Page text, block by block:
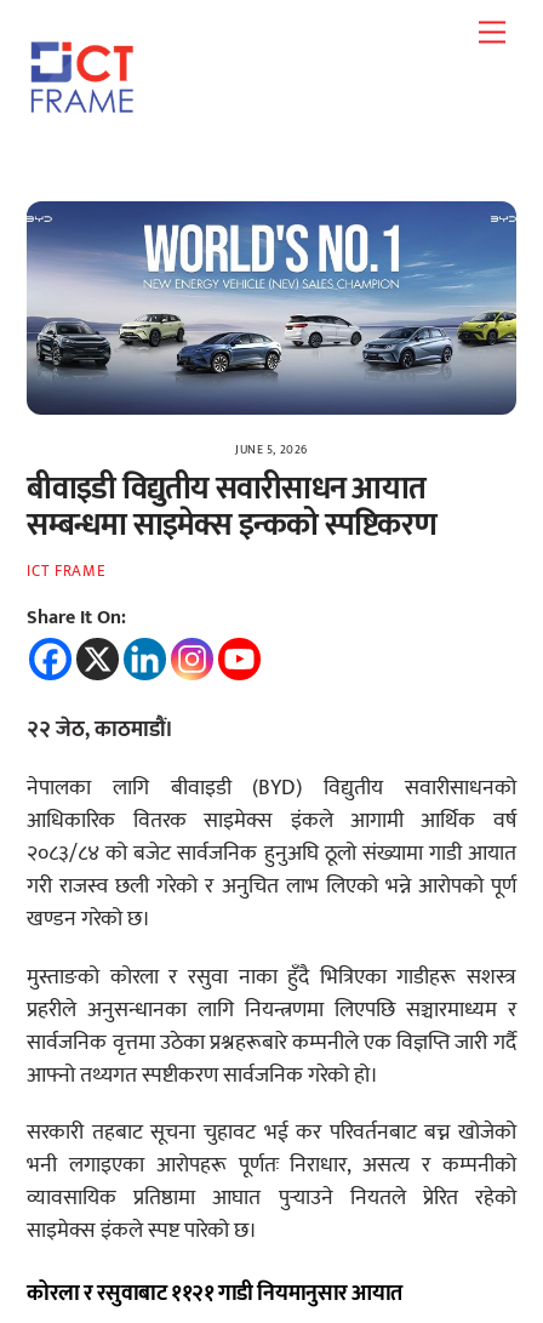
content
JUNE 5, 2026
बीवाइडी विद्युतीय सवारीसाधन आयात
सम्बन्धमा साइमेक्स इन्कको स्पष्टिकरण
ICT FRAME
Share It On:
२२ जेठ, काठमाडौं।
नेपालका लागि बीवाइडी (BYD) विद्युतीय सवारीसाधनको
आधिकारिक वितरक साइमेक्स इंकले आगामी आर्थिक वर्ष
२०८३/८४ को बजेट सार्वजनिक हुनुअघि ठूलो संख्यामा गाडी आयात
गरी राजस्व छली गरेको र अनुचित लाभ लिएको भन्ने आरोपको पूर्ण
खण्डन गरेको छ।
मुस्ताङको कोरला र रसुवा नाका हुँदै भित्रिएका गाडीहरू सशस्त्र
प्रहरीले अनुसन्धानका लागि नियन्त्रणमा लिएपछि सञ्चारमाध्यम र
सार्वजनिक वृत्तमा उठेका प्रश्नहरूबारे कम्पनीले एक विज्ञप्ति जारी गर्दै
आफ्नो तथ्यगत स्पष्टीकरण सार्वजनिक गरेको हो।
सरकारी तहबाट सूचना चुहावट भई कर परिवर्तनबाट बच्न खोजेको
भनी लगाइएका आरोपहरू पूर्णतः निराधार, असत्य र कम्पनीको
व्यावसायिक प्रतिष्ठामा आघात पुर्‍याउने नियतले प्रेरित रहेको
साइमेक्स इंकले स्पष्ट पारेको छ।
कोरला र रसुवाबाट ११२१ गाडी नियमानुसार आयात